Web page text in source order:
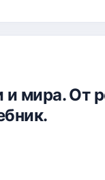
и мира. От